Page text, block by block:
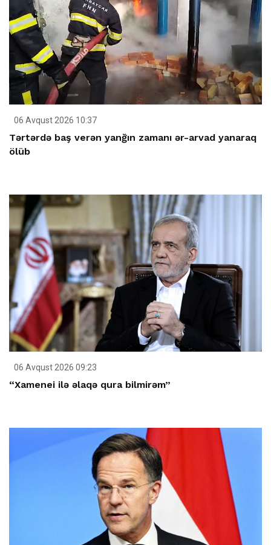
06 Avqust 2026 10:37
Tərtərdə baş verən yanğın zamanı ər-arvad yanaraq
ölüb
06 Avqust 2026 09:23
“Xamenei ilə əlaqə qura bilmirəm”